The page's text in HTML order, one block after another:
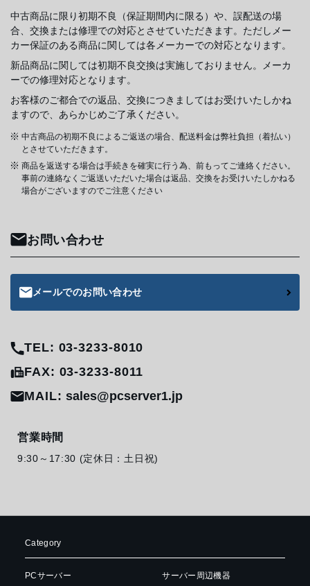
中古商品に限り初期不良（保証期間内に限る）や、誤配送の場
合、交換または修理での対応とさせていただきます。ただしメー
カー保証のある商品に関しては各メーカーでの対応となります。
新品商品に関しては初期不良交換は実施しておりません。メーカ
ーでの修理対応となります。
お客様のご都合での返品、交換につきましてはお受けいたしかね
ますので、あらかじめご了承ください。
中古商品の初期不良によるご返送の場合、配送料金は弊社負担（着払い）
とさせていただきます。
商品を返送する場合は手続きを確実に行う為、前もってご連絡ください。
事前の連絡なくご返送いただいた場合は返品、交換をお受けいたしかねる
場合がございますのでご注意ください
お問い合わせ
メールでのお問い合わせ
TEL: 03-3233-8010
FAX: 03-3233-8011
MAIL:sales@pcserver1.jp
営業時間
9:30～17:30 (定休日：土日祝)
Category
PCサーバー サーバー周辺機器